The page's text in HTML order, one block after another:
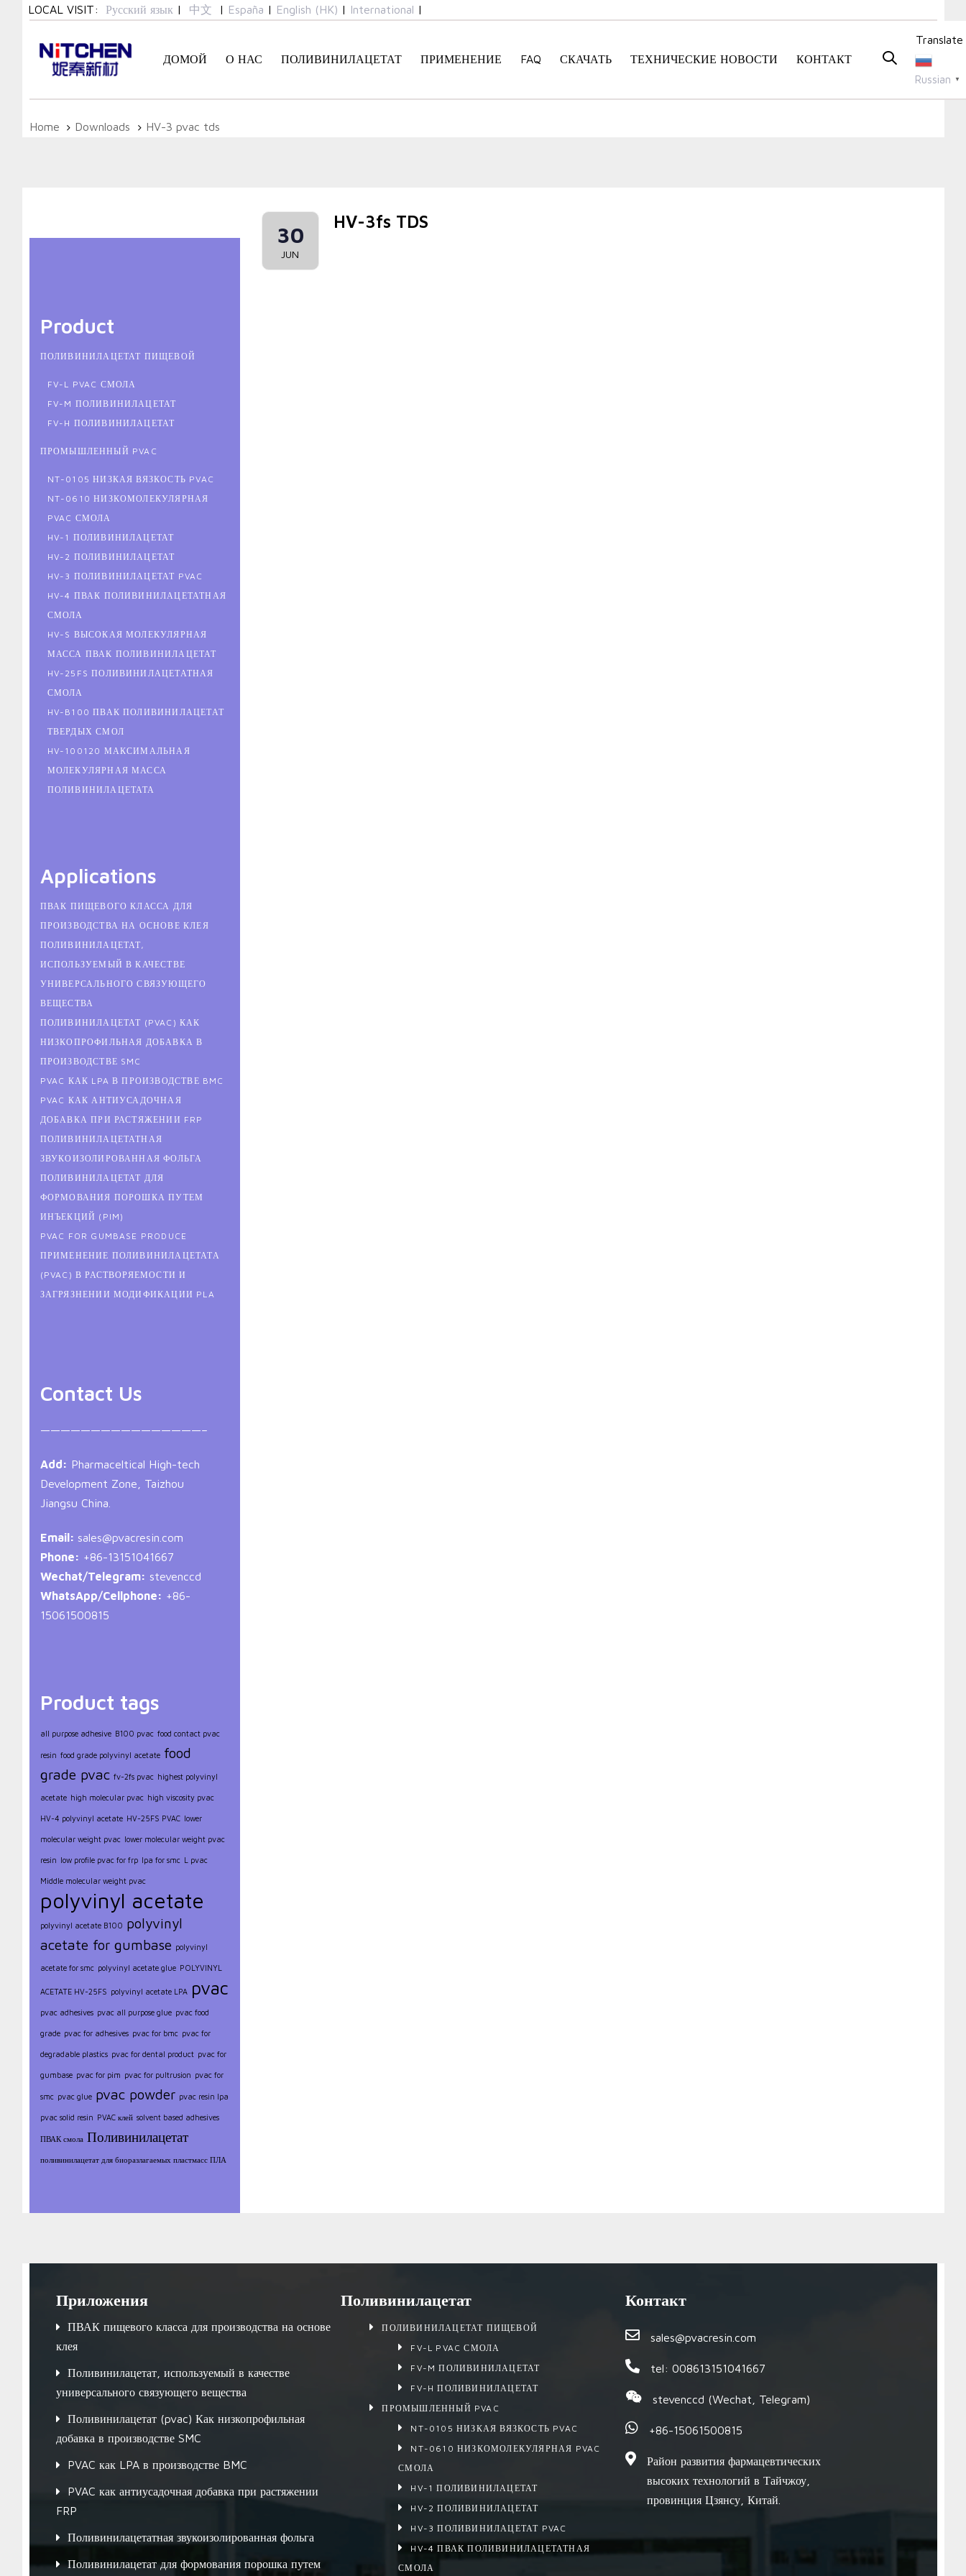
navigation
content
LOCAL VISIT: Русский язык | 中文 | España | English (HK) | International |
ДОМОЙ О НАС ПОЛИВИНИЛАЦЕТАТ ПРИМЕНЕНИЕ FAQ СКАЧАТЬ ТЕХНИЧЕСКИЕ НОВОСТИ КОНТАКТ
Translate
Russian ▼
Home Downloads HV-3 pvac tds
Product
ПОЛИВИНИЛАЦЕТАТ ПИЩЕВОЙ
FV-L PVAC СМОЛА
FV-M ПОЛИВИНИЛАЦЕТАТ
FV-H ПОЛИВИНИЛАЦЕТАТ
ПРОМЫШЛЕННЫЙ PVAC
NT-0105 НИЗКАЯ ВЯЗКОСТЬ PVAC
NT-0610 НИЗКОМОЛЕКУЛЯРНАЯ
PVAC СМОЛА
HV-1 ПОЛИВИНИЛАЦЕТАТ
HV-2 ПОЛИВИНИЛАЦЕТАТ
HV-3 ПОЛИВИНИЛАЦЕТАТ PVAC
HV-4 ПВАК ПОЛИВИНИЛАЦЕТАТНАЯ
СМОЛА
HV-S ВЫСОКАЯ МОЛЕКУЛЯРНАЯ
МАССА ПВАК ПОЛИВИНИЛАЦЕТАТ
HV-25FS ПОЛИВИНИЛАЦЕТАТНАЯ
СМОЛА
HV-B100 ПВАК ПОЛИВИНИЛАЦЕТАТ
ТВЕРДЫХ СМОЛ
HV-100120 МАКСИМАЛЬНАЯ
МОЛЕКУЛЯРНАЯ МАССА
ПОЛИВИНИЛАЦЕТАТА
Applications
ПВАК ПИЩЕВОГО КЛАССА ДЛЯ
ПРОИЗВОДСТВА НА ОСНОВЕ КЛЕЯ
ПОЛИВИНИЛАЦЕТАТ,
ИСПОЛЬЗУЕМЫЙ В КАЧЕСТВЕ
УНИВЕРСАЛЬНОГО СВЯЗУЮЩЕГО
ВЕЩЕСТВА
ПОЛИВИНИЛАЦЕТАТ (PVAC) КАК
НИЗКОПРОФИЛЬНАЯ ДОБАВКА В
ПРОИЗВОДСТВЕ SMC
PVAC КАК LPA В ПРОИЗВОДСТВЕ BMC
PVAC КАК АНТИУСАДОЧНАЯ
ДОБАВКА ПРИ РАСТЯЖЕНИИ FRP
ПОЛИВИНИЛАЦЕТАТНАЯ
ЗВУКОИЗОЛИРОВАННАЯ ФОЛЬГА
ПОЛИВИНИЛАЦЕТАТ ДЛЯ
ФОРМОВАНИЯ ПОРОШКА ПУТЕМ
ИНЪЕКЦИЙ (PIM)
PVAC FOR GUMBASE PRODUCE
ПРИМЕНЕНИЕ ПОЛИВИНИЛАЦЕТАТА
(PVAC) В РАСТВОРЯЕМОСТИ И
ЗАГРЯЗНЕНИИ МОДИФИКАЦИИ PLA
Contact Us
————————————————–
Add: Pharmaceltical High-tech
Development Zone, Taizhou
Jiangsu China.
Email: sales@pvacresin.com
Phone: +86-13151041667
Wechat/Telegram: stevenccd
WhatsApp/Cellphone: +86-
15061500815
Product tags
all purpose adhesive B100 pvac food contact pvac
resin food grade polyvinyl acetate food
grade pvac fv-2fs pvac highest polyvinyl
acetate high molecular pvac high viscosity pvac
HV-4 polyvinyl acetate HV-25FS PVAC lower
molecular weight pvac lower molecular weight pvac
resin low profile pvac for frp lpa for smc L pvac
Middle molecular weight pvac
polyvinyl acetate
polyvinyl acetate B100 polyvinyl
acetate for gumbase polyvinyl
acetate for smc polyvinyl acetate glue POLYVINYL
ACETATE HV-25FS polyvinyl acetate LPA pvac
pvac adhesives pvac all purpose glue pvac food
grade pvac for adhesives pvac for bmc pvac for
degradable plastics pvac for dental product pvac for
gumbase pvac for pim pvac for pultrusion pvac for
smc pvac glue pvac powder pvac resin lpa
pvac solid resin PVAC клей solvent based adhesives
ПВАК смола Поливинилацетат
поливинилацетат для биоразлагаемых пластмасс ПЛА
30
JUN
HV-3fs TDS
Приложения
ПВАК пищевого класса для производства на основе
клея
Поливинилацетат, используемый в качестве
универсального связующего вещества
Поливинилацетат (pvac) Как низкопрофильная
добавка в производстве SMC
PVAC как LPA в производстве BMC
PVAC как антиусадочная добавка при растяжении
FRP
Поливинилацетатная звукоизолированная фольга
Поливинилацетат для формования порошка путем
Поливинилацетат
ПОЛИВИНИЛАЦЕТАТ ПИЩЕВОЙ
FV-L PVAC СМОЛА
FV-M ПОЛИВИНИЛАЦЕТАТ
FV-H ПОЛИВИНИЛАЦЕТАТ
ПРОМЫШЛЕННЫЙ PVAC
NT-0105 НИЗКАЯ ВЯЗКОСТЬ PVAC
NT-0610 НИЗКОМОЛЕКУЛЯРНАЯ PVAC
СМОЛА
HV-1 ПОЛИВИНИЛАЦЕТАТ
HV-2 ПОЛИВИНИЛАЦЕТАТ
HV-3 ПОЛИВИНИЛАЦЕТАТ PVAC
HV-4 ПВАК ПОЛИВИНИЛАЦЕТАТНАЯ
СМОЛА
Контакт
sales@pvacresin.com
tel: 008613151041667
stevenccd (Wechat, Telegram)
+86-15061500815
Район развития фармацевтических
высоких технологий в Тайчжоу,
провинция Цзянсу, Китай.